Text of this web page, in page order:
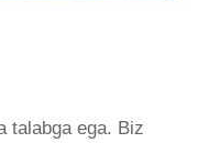
talabga ega. Biz